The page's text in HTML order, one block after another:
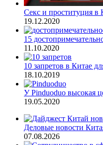
Секс и проституция в
19.12.2020
15
11.10.2020
10 запретов в Китае
18.10.2019
У Pinduoduo высокая
19.05.2020
Деловые новости
07.08.2026